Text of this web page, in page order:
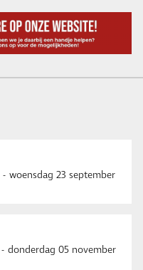
- woensdag 23 september
- donderdag 05 november